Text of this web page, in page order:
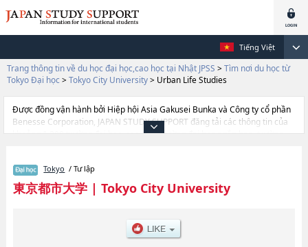
Tiếng Việt
Trang thông tin về du học đại học,cao học tại Nhật JPSS > Tìm nơi du học từ
Tokyo Đại học > Tokyo City University> Urban Life Studies
Được đồng vận hành bởi Hiệp hội Asia Gakusei Bunka và Công ty cổ phần
Benesse Corporation, JAPAN STUDY SUPPORT đăng tải các thông tin của
khoảng 1.300 trường đại học, cao học, trường đại học ngắn hạn, trường
cần thiết dành cho du học sinh, như là về các Ngành Science and
EngineeringhoặcNgành Information TechnologyhoặcNgành Urban Life
StudieshoặcNgành Environmental StudieshoặcNgành
Data Science, thông tin về từng ngành học, thông tin liên quan đến thi
tuyển như số lượng tuyển sinh, số lượng trúng tuyển, cở sở trang thiết bị,
Tokyo / Tư lập
東京都市大学| Tokyo City University